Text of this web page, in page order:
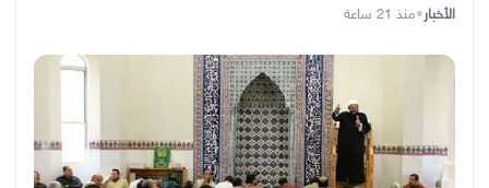
الأخبار•منذ 21 ساعة